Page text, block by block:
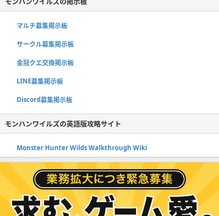
マルチ募集掲示板
サークル募集掲示板
金冠クエ交換掲示板
LINE募集掲示板
Discord募集掲示板
モンハンワイルズの英語版攻略サイト
Monster Hunter Wilds Walkthrough Wiki